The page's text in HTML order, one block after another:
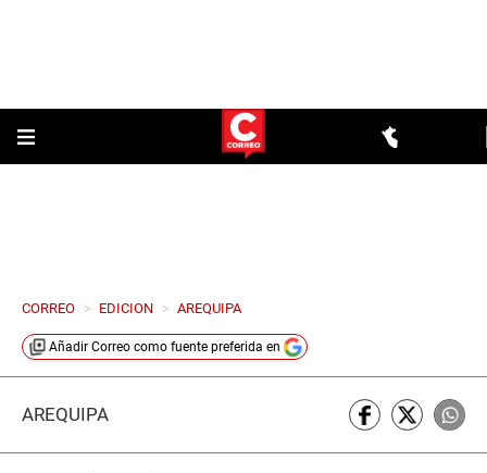
CORREO > EDICION > AREQUIPA
Añadir Correo como fuente preferida en
AREQUIPA